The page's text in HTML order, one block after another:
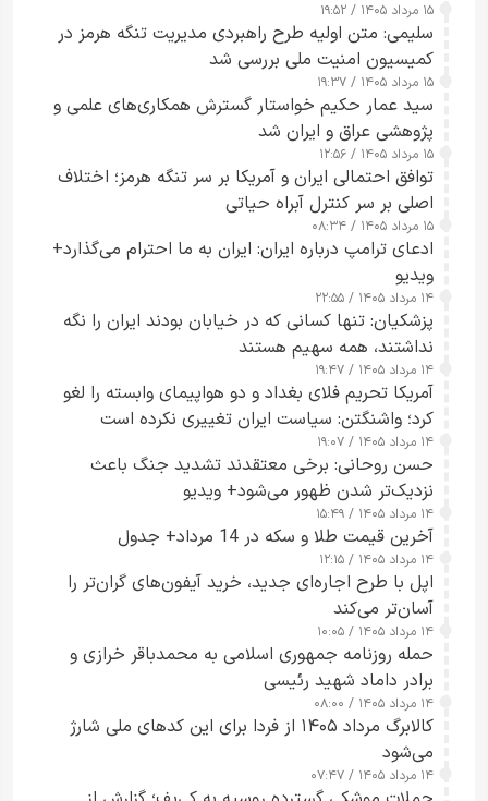
۱۵ مرداد ۱۴۰۵ / ۱۹:۵۲
سلیمی: متن اولیه طرح راهبردی مدیریت تنگه هرمز در
کمیسیون امنیت ملی بررسی شد
۱۵ مرداد ۱۴۰۵ / ۱۹:۳۷
سید عمار حکیم خواستار گسترش همکاری‌های علمی و
پژوهشی عراق و ایران شد
۱۵ مرداد ۱۴۰۵ / ۱۲:۵۶
توافق احتمالی ایران و آمریکا بر سر تنگه هرمز؛ اختلاف
اصلی بر سر کنترل آبراه حیاتی
۱۵ مرداد ۱۴۰۵ / ۰۸:۳۴
ادعای ترامپ درباره ایران: ایران به ما احترام می‌گذارد+
ویدیو
۱۴ مرداد ۱۴۰۵ / ۲۲:۵۵
پزشکیان: تنها کسانی که در خیابان بودند ایران را نگه
نداشتند، همه سهیم هستند
۱۴ مرداد ۱۴۰۵ / ۱۹:۴۷
آمریکا تحریم فلای بغداد و دو هواپیمای وابسته را لغو
کرد؛ واشنگتن: سیاست ایران تغییری نکرده است
۱۴ مرداد ۱۴۰۵ / ۱۹:۰۷
حسن روحانی: برخی معتقدند تشدید جنگ باعث
نزدیک‌تر شدن ظهور می‌شود+ ویدیو
۱۴ مرداد ۱۴۰۵ / ۱۵:۴۹
آخرین قیمت طلا و سکه در 14 مرداد+ جدول
۱۴ مرداد ۱۴۰۵ / ۱۲:۱۵
اپل با طرح اجاره‌ای جدید، خرید آیفون‌های گران‌تر را
آسان‌تر می‌کند
۱۴ مرداد ۱۴۰۵ / ۱۰:۰۵
حمله روزنامه جمهوری اسلامی به محمدباقر خرازی و
برادر داماد شهید رئیسی
۱۴ مرداد ۱۴۰۵ / ۰۸:۰۰
کالابرگ مرداد ۱۴۰۵ از فردا برای این کدهای ملی شارژ
می‌شود
۱۴ مرداد ۱۴۰۵ / ۰۷:۴۷